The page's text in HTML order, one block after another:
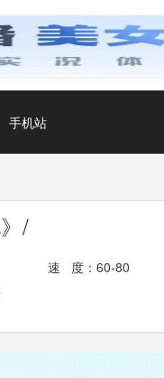
手机站
/
速 度：60-80